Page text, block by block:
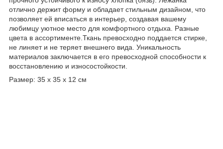
отлично держит форму и обладает стильным дизайном, что
позволяет ей вписаться в интерьер, создавая вашему
любимцу уютное место для комфортного отдыха. Разные
цвета в ассортименте.Ткань превосходно поддается стирке,
не линяет и не теряет внешнего вида. Уникальность
материалов заключается в его превосходной способности к
восстановлению и износостойкости.
Размер: 35 х 35 х 12 см